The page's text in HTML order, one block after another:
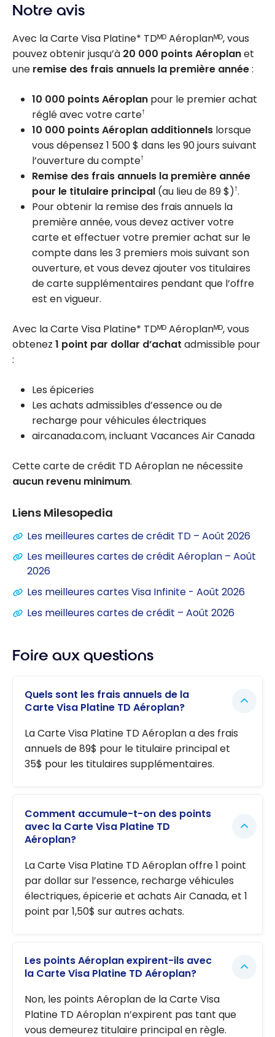
Notre avis
Avec la Carte Visa Platine* TDᴹᴰ Aéroplanᴹᴰ, vous
pouvez obtenir jusqu’à 20 000 points Aéroplanet
une remise des frais annuels la première année:
10 000 points Aéroplan pour le premier achat
réglé avec votre carte†
10 000 points Aéroplan additionnels lorsque
vous dépensez 1 500 $ dans les 90 jours suivant
l’ouverture du compte†
Remise des frais annuels la première année
pour le titulaire principal (au lieu de 89 $)†.
Pour obtenir la remise des frais annuels la
première année, vous devez activer votre
carte et effectuer votre premier achat sur le
compte dans les 3 premiers mois suivant son
ouverture, et vous devez ajouter vos titulaires
de carte supplémentaires pendant que l’offre
est en vigueur.
Avec la Carte Visa Platine* TDᴹᴰ Aéroplanᴹᴰ, vous
obtenez 1 point par dollar d’achat admissible pour
:
Les épiceries
Les achats admissibles d’essence ou de
recharge pour véhicules électriques
aircanada.com, incluant Vacances Air Canada
Cette carte de crédit TD Aéroplan ne nécessite
aucun revenu minimum.
Liens Milesopedia
Les meilleures cartes de crédit TD – Août 2026
Les meilleures cartes de crédit Aéroplan – Août
2026
Les meilleures cartes Visa Infinite - Août 2026
Les meilleures cartes de crédit – Août 2026
Foire aux questions
Quels sont les frais annuels de la
Carte Visa Platine TD Aéroplan?
La Carte Visa Platine TD Aéroplan a des frais
annuels de 89$ pour le titulaire principal et
35$ pour les titulaires supplémentaires.
Comment accumule-t-on des points
avec la Carte Visa Platine TD
Aéroplan?
La Carte Visa Platine TD Aéroplan offre 1 point
par dollar sur l’essence, recharge véhicules
électriques, épicerie et achats Air Canada, et 1
point par 1,50$ sur autres achats.
Les points Aéroplan expirent-ils avec
la Carte Visa Platine TD Aéroplan?
Non, les points Aéroplan de la Carte Visa
Platine TD Aéroplan n’expirent pas tant que
vous demeurez titulaire principal en règle.